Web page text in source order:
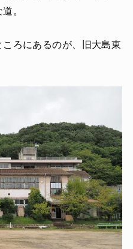
。
ろにあるのが、旧大島東